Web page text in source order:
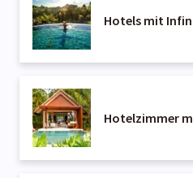
Hotels mit
Hotelzimmer